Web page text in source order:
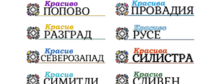
по спортна гимнастика 2026 Православие
Паралел България и Унгария полет в Космоса
българин в Космоса майор Георги Иванов
Добри новини за Белослав